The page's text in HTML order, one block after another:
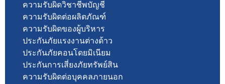
ความรับผิดวิชาชีพบัญชี
ความรับผิดต่อผลิตภัณฑ์
ความรับผิดของผู้บริหาร
ประกันภัยแรงงานต่างด้าว
ประกันภัยคอนโดยมิเนียม
ประกันการเสี่ยงภัยทรัพย์สิน
ความรับผิดต่อบุคคลภายนอก